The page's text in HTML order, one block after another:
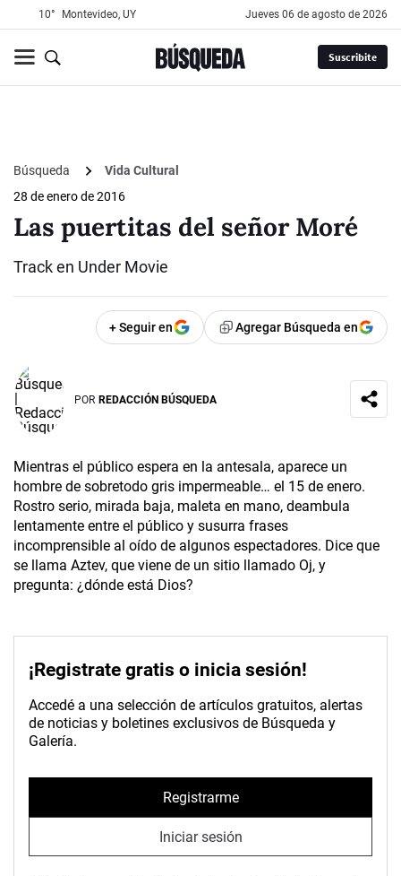
10° Montevideo, UY jueves 06 de agosto de 2026
Suscribite
Búsqueda
Vida Cultural
28 de enero de 2016
Las puertitas del señor Moré
Track en Under Movie
+ Seguir en Agregar Búsqueda en
POR REDACCIÓN BÚSQUEDA
Mientras el público espera en la antesala, aparece un
hombre de sobretodo gris impermeable… el 15 de enero.
Rostro serio, mirada baja, maleta en mano, deambula
lentamente entre el público y susurra frases
incomprensible al oído de algunos espectadores. Dice que
se llama Aztev, que viene de un sitio llamado Oj, y
pregunta: ¿dónde está Dios?
¡Registrate gratis o inicia sesión!
Accedé a una selección de artículos gratuitos, alertas
de noticias y boletines exclusivos de Búsqueda y
Galería.
Registrarme
Iniciar sesión